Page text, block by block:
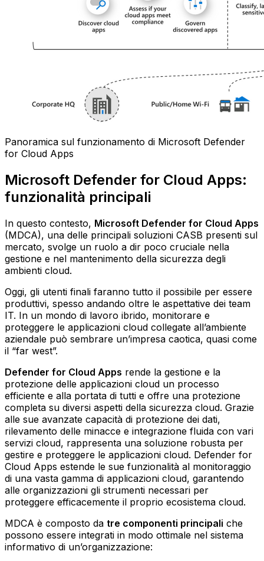
Panoramica sul funzionamento di Microsoft Defender
for Cloud Apps‍
Microsoft Defender for Cloud Apps:
funzionalità principali
In questo contesto, Microsoft Defender for Cloud Apps
(MDCA), una delle principali soluzioni CASB presenti sul
mercato, svolge un ruolo a dir poco cruciale nella
gestione e nel mantenimento della sicurezza degli
ambienti cloud.
Oggi, gli utenti finali faranno tutto il possibile per essere
produttivi, spesso andando oltre le aspettative dei team
IT. In un mondo di lavoro ibrido, monitorare e
proteggere le applicazioni cloud collegate all’ambiente
aziendale può sembrare un’impresa caotica, quasi come
il “far west”.
Defender for Cloud Apps rende la gestione e la
protezione delle applicazioni cloud un processo
efficiente e alla portata di tutti e offre una protezione
completa su diversi aspetti della sicurezza cloud. Grazie
alle sue avanzate capacità di protezione dei dati,
rilevamento delle minacce e integrazione fluida con vari
servizi cloud, rappresenta una soluzione robusta per
gestire e proteggere le applicazioni cloud. Defender for
Cloud Apps estende le sue funzionalità al monitoraggio
di una vasta gamma di applicazioni cloud, garantendo
alle organizzazioni gli strumenti necessari per
proteggere efficacemente il proprio ecosistema cloud.
MDCA è composto da tre componenti principali che
possono essere integrati in modo ottimale nel sistema
informativo di un’organizzazione: